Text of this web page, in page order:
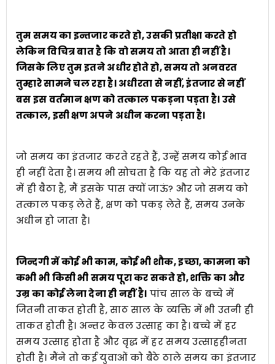
तुम समय का इन्तजार करते हो, उसकी प्रतीक्षा करते हो
लेकिन विचित्र बात है कि वो समय तो आता ही नहीं है।
जिसके लिए तुम इतने अधीर होते हो, समय तो अनवरत
तुम्हारे सामने चल रहा है। अधीरता से नहीं, इंतजार से नहीं
बस इस वर्तमान क्षण को तत्काल पकड़ना पड़ता है। उसे
तत्काल, इसी क्षण अपने अधीन करना पड़ता है।
जो समय का इंतजार करते रहते हैं, उन्हें समय कोई भाव
ही नहीं देता है। समय भी सोचता है कि यह तो मेरे इंतजार
में ही बैठा है, मैं इसके पास क्यों जाऊं? और जो समय को
तत्काल पकड़ लेते हैं, क्षण को पकड़ लेते हैं, समय उनके
अधीन हो जाता है।
जिन्दगी में कोई भी काम, कोई भी शौक, इच्छा, कामना को
कभी भी किसी भी समय पूरा कर सकते हो, शक्ति का और
उम्र का कोई लेना देना ही नहीं है। पांच साल के बच्चे में
जितनी ताकत होती है, साठ साल के व्यक्ति में भी उतनी ही
ताकत होती है। अन्तर केवल उत्साह का है। बच्चे में हर
समय उत्साह होता है और वृद्ध में हर समय उत्साहहीनता
होती है। मैंने तो कई युवाओं को बैठे ठाले समय का इंतजार